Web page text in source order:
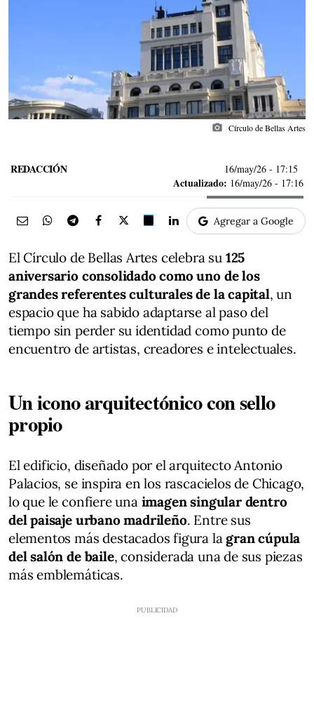
photo_camera Círculo de Bellas Artes
REDACCIÓN 16/may/26 - 17:15
Actualizado: 16/may/26 - 17:16
Agregar a Google
El Círculo de Bellas Artes celebra su 125
aniversario consolidado como uno de los
grandes referentes culturales de la capital, un
espacio que ha sabido adaptarse al paso del
tiempo sin perder su identidad como punto de
encuentro de artistas, creadores e intelectuales.
Un icono arquitectónico con sello
propio
El edificio, diseñado por el arquitecto Antonio
Palacios, se inspira en los rascacielos de Chicago,
lo que le confiere una imagen singular dentro
del paisaje urbano madrileño. Entre sus
elementos más destacados figura la gran cúpula
del salón de baile, considerada una de sus piezas
más emblemáticas.